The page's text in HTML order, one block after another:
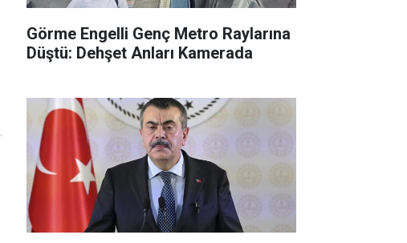
Görme Engelli Genç Metro Raylarına
Düştü: Dehşet Anları Kamerada